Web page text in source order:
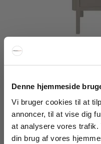
Denne hjemmeside
Vi bruger cookies til at
annoncer, til at vise dig
at analysere vores trafik.
din brug af vores
Sebra Puslebord